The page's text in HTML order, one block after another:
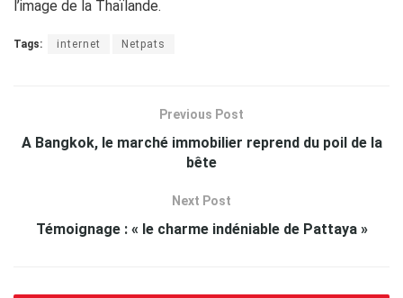
l’image de la Thaïlande.
Tags: internet Netpats
Previous Post
A Bangkok, le marché immobilier reprend du poil de la
bête
Next Post
Témoignage : « le charme indéniable de Pattaya »